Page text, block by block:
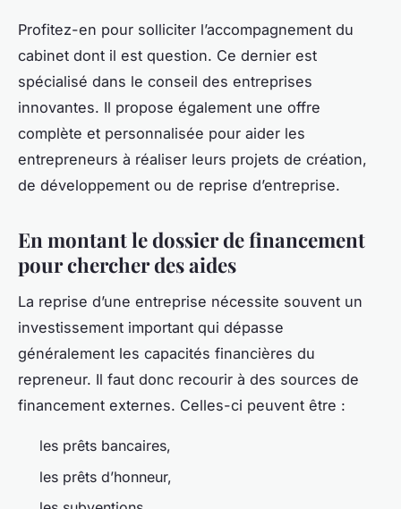
Profitez-en pour solliciter l’accompagnement du
cabinet dont il est question. Ce dernier est
spécialisé dans le conseil des entreprises
innovantes. Il propose également une offre
complète et personnalisée pour aider les
entrepreneurs à réaliser leurs projets de création,
de développement ou de reprise d’entreprise.
En montant le dossier de financement
pour chercher des aides
La reprise d’une entreprise nécessite souvent un
investissement important qui dépasse
généralement les capacités financières du
repreneur. Il faut donc recourir à des sources de
financement externes. Celles-ci peuvent être :
les prêts bancaires,
les prêts d’honneur,